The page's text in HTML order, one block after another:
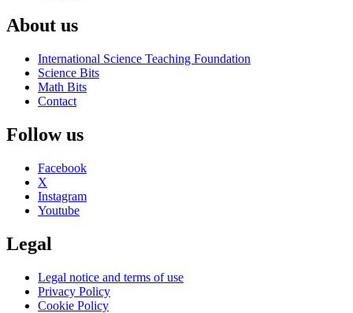
About us
International Science Teaching Foundation
Science Bits
Math Bits
Contact
Follow us
Facebook
X
Instagram
Youtube
Legal
Legal notice and terms of use
Privacy Policy
Cookie Policy